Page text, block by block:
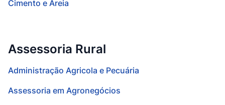
Cimento e Areia
Assessoria Rural
Administração Agricola e Pecuária
Assessoria em Agronegócios